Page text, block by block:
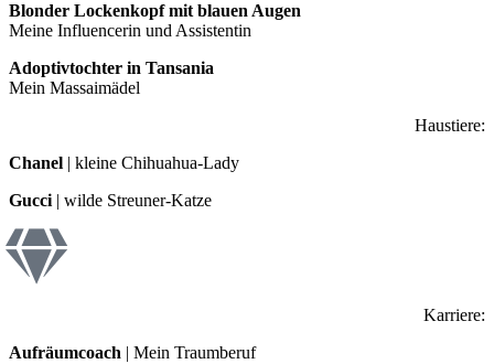
Blonder Lockenkopf mit blauen Augen
Meine Influencerin und Assistentin
Adoptivtochter in Tansania
Mein Massaimädel
Haustiere:
Chanel | kleine Chihuahua-Lady
Gucci | wilde Streuner-Katze
Karriere:
Aufräumcoach | Mein Traumberuf